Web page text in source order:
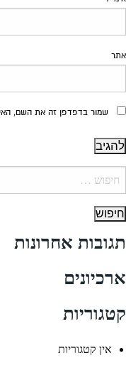
אתר
שמור בדפדפן זה את השם,
תגובות אחרונות
ארכיונים
קטגוריות
אין קטגוריות